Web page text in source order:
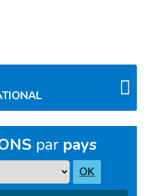
par pays
OK